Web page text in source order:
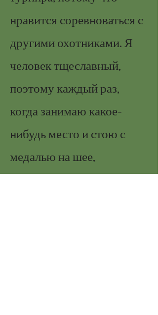
нравится соревноваться с
другими охотниками. Я
человек тщеславный,
поэтому каждый раз,
когда занимаю какое-
нибудь место и стою с
медалью на шее,
испытываю радость в